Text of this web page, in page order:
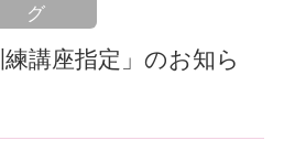
グ
練講座指定」のお知ら